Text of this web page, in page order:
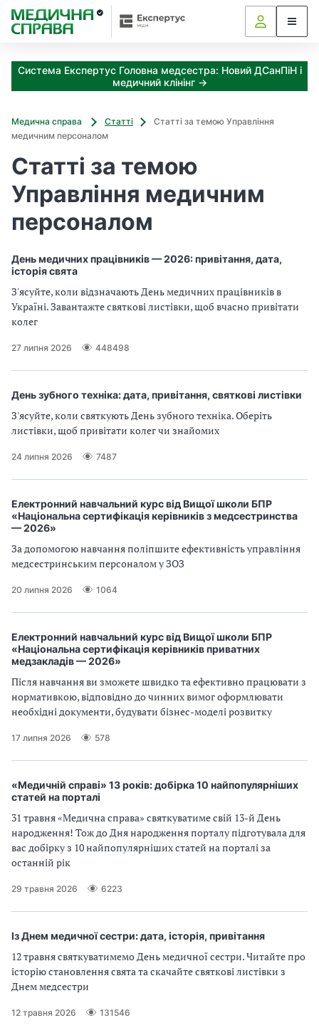
Система Експертус Головна медсестра: Новий ДСанПіН і
медичний клінінг →
Медична справа Статті
Статті за темою Управління
медичним персоналом
Статті за темою
Управління медичним
персоналом
День медичних працівників — 2026: привітання, дата,
історія свята
З'ясуйте, коли відзначають День медичних працівників в
Україні. Завантажте святкові листівки, щоб вчасно привітати
колег
27 липня 2026 448498
День зубного техніка: дата, привітання, святкові листівки
З'ясуйте, коли святкують День зубного техніка. Оберіть
листівки, щоб привітати колег чи знайомих
24 липня 2026 7487
Електронний навчальний курс від Вищої школи БПР
«Національна сертифікація керівників з медсестринства
— 2026»
За допомогою навчання поліпшите ефективність управління
медсестринським персоналом у ЗОЗ
20 липня 2026 1064
Електронний навчальний курс від Вищої школи БПР
«Національна сертифікація керівників приватних
медзакладів — 2026»
Після навчання ви зможете швидко та ефективно працювати з
нормативкою, відповідно до чинних вимог оформлювати
необхідні документи, будувати бізнес-моделі розвитку
17 липня 2026 578
«Медичній справі» 13 років: добірка 10 найпопулярніших
статей на порталі
31 травня «Медична справа» святкуватиме свій 13-й День
народження! Тож до Дня народження порталу підготувала для
вас добірку з 10 найпопулярніших статей на порталі за
останній рік
29 травня 2026 6223
Із Днем медичної сестри: дата, історія, привітання
12 травня святкуватимемо День медичної сестри. Читайте про
історію становлення свята та скачайте святкові листівки з
Днем медсестри
12 травня 2026 131546
З
а
к
з
о
и
н
т
и
м
а
б
л
и
Б
Р